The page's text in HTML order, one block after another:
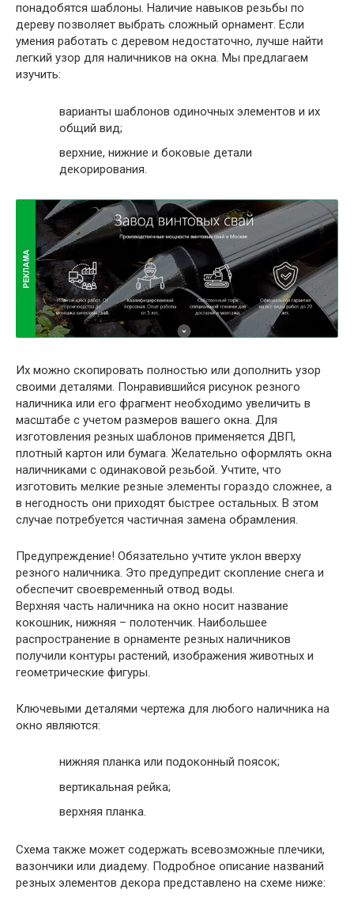
понадобятся шаблоны. Наличие навыков резьбы по
дереву позволяет выбрать сложный орнамент. Если
умения работать с деревом недостаточно, лучше найти
легкий узор для наличников на окна. Мы предлагаем
изучить:
варианты шаблонов одиночных элементов и их
общий вид;
верхние, нижние и боковые детали
декорирования.
Их можно скопировать полностью или дополнить узор
своими деталями. Понравившийся рисунок резного
наличника или его фрагмент необходимо увеличить в
масштабе с учетом размеров вашего окна. Для
изготовления резных шаблонов применяется ДВП,
плотный картон или бумага. Желательно оформлять окна
наличниками с одинаковой резьбой. Учтите, что
изготовить мелкие резные элементы гораздо сложнее, а
в негодность они приходят быстрее остальных. В этом
случае потребуется частичная замена обрамления.
Предупреждение! Обязательно учтите уклон вверху
резного наличника. Это предупредит скопление снега и
обеспечит своевременный отвод воды.
Верхняя часть наличника на окно носит название
кокошник, нижняя – полотенчик. Наибольшее
распространение в орнаменте резных наличников
получили контуры растений, изображения животных и
геометрические фигуры.
Ключевыми деталями чертежа для любого наличника на
окно являются:
нижняя планка или подоконный поясок;
вертикальная рейка;
верхняя планка.
Схема также может содержать всевозможные плечики,
вазончики или диадему. Подробное описание названий
резных элементов декора представлено на схеме ниже: